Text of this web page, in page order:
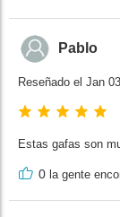
Pablo
Reseñado el Jan
Estas gafas son
0 la gente